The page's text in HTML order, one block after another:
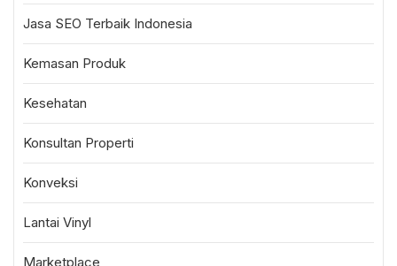
Jasa SEO Terbaik Indonesia
Kemasan Produk
Kesehatan
Konsultan Properti
Konveksi
Lantai Vinyl
Marketplace